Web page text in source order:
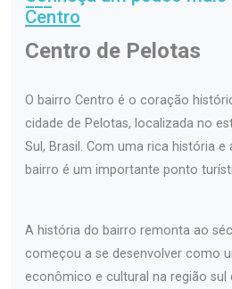
Centro
Centro de Pelotas
O bairro Centro é o coração
cidade de Pelotas, localizada no
Sul, Brasil. Com uma rica história
bairro é um importante ponto
A história do bairro remonta ao
começou a se desenvolver como
econômico e cultural na região sul